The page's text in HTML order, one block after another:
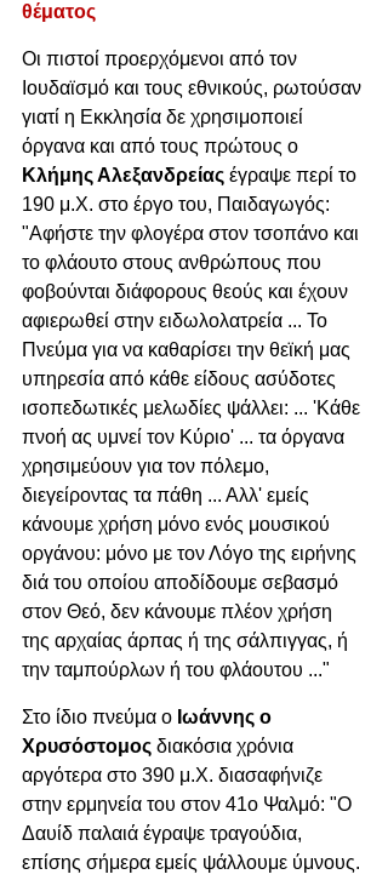
θέματος
Οι πιστοί προερχόμενοι από τον
Ιουδαϊσμό και τους εθνικούς, ρωτούσαν
γιατί η Εκκλησία δε χρησιμοποιεί
όργανα και από τους πρώτους ο
Κλήμης Αλεξανδρείας έγραψε περί το
190 μ.Χ. στο έργο του, Παιδαγωγός:
"Αφήστε την φλογέρα στον τσοπάνο και
το φλάουτο στους ανθρώπους που
φοβούνται διάφορους θεούς και έχουν
αφιερωθεί στην ειδωλολατρεία ... Το
Πνεύμα για να καθαρίσει την θεϊκή μας
υπηρεσία από κάθε είδους ασύδοτες
ισοπεδωτικές μελωδίες ψάλλει: ... 'Κάθε
πνοή ας υμνεί τον Κύριο' ... τα όργανα
χρησιμεύουν για τον πόλεμο,
διεγείροντας τα πάθη ... Αλλ' εμείς
κάνουμε χρήση μόνο ενός μουσικού
οργάνου: μόνο με τον Λόγο της ειρήνης
διά του οποίου αποδίδουμε σεβασμό
στον Θεό, δεν κάνουμε πλέον χρήση
της αρχαίας άρπας ή της σάλπιγγας, ή
την ταμπούρλων ή του φλάουτου ..."
Στο ίδιο πνεύμα ο Ιωάννης ο
Χρυσόστομος διακόσια χρόνια
αργότερα στο 390 μ.Χ. διασαφήνιζε
στην ερμηνεία του στον 41ο Ψαλμό: "Ο
Δαυίδ παλαιά έγραψε τραγούδια,
επίσης σήμερα εμείς ψάλλουμε ύμνους.